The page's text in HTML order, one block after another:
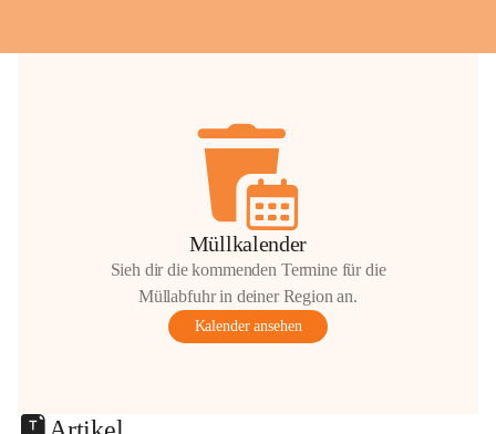
Müllkalender
Sieh dir die kommenden Termine für die
Müllabfuhr in deiner Region an.
Kalender ansehen